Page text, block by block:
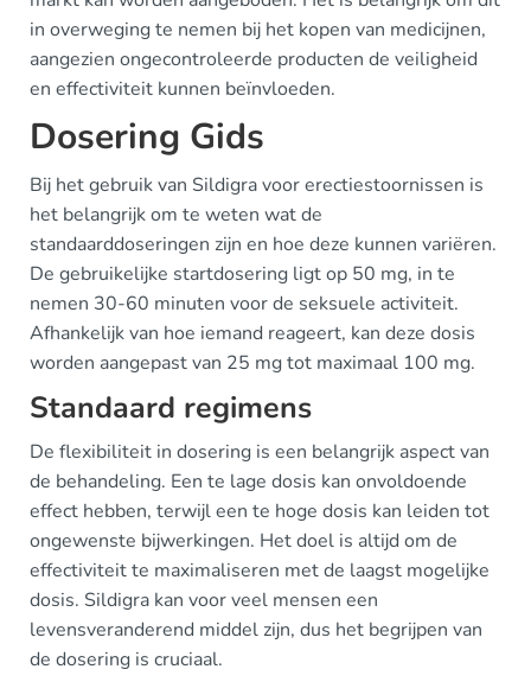
in overweging te nemen bij het kopen van medicijnen,
aangezien ongecontroleerde producten de veiligheid
en effectiviteit kunnen beïnvloeden.
Dosering Gids
Bij het gebruik van Sildigra voor erectiestoornissen is
het belangrijk om te weten wat de
standaarddoseringen zijn en hoe deze kunnen variëren.
De gebruikelijke startdosering ligt op 50 mg, in te
nemen 30-60 minuten voor de seksuele activiteit.
Afhankelijk van hoe iemand reageert, kan deze dosis
worden aangepast van 25 mg tot maximaal 100 mg.
Standaard regimens
De flexibiliteit in dosering is een belangrijk aspect van
de behandeling. Een te lage dosis kan onvoldoende
effect hebben, terwijl een te hoge dosis kan leiden tot
ongewenste bijwerkingen. Het doel is altijd om de
effectiviteit te maximaliseren met de laagst mogelijke
dosis. Sildigra kan voor veel mensen een
levensveranderend middel zijn, dus het begrijpen van
de dosering is cruciaal.